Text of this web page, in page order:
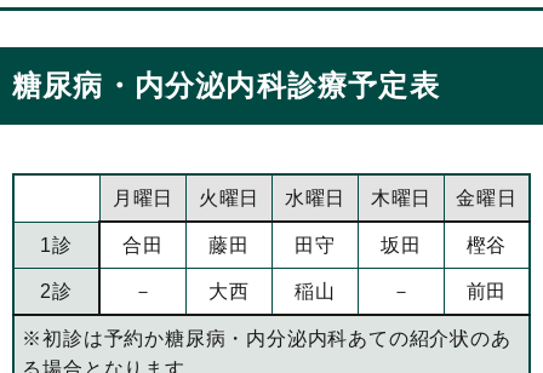
糖尿病・内分泌内科診療予定表
月曜日 火曜日 水曜日 木曜日 金曜日
1診 合田 藤田 田守 坂田 樫谷
2診 － 大西 稲山 － 前田
※初診は予約か糖尿病・内分泌内科あての紹介状のあ
る場合となります。